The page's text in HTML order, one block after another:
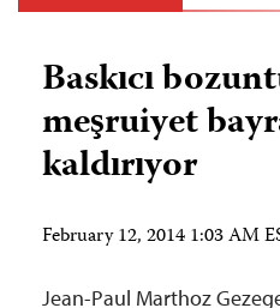
Baskıcı
meşruiyet
kaldırıyor
February 12, 2014 1:03 AM
Jean-Paul Marthoz